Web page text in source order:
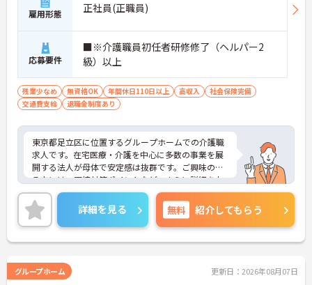
雇用形態 正社員(正職員)
応募要件
■※介護職員初任者研修修了（ヘルパー2
級）以上
残業少なめ 無資格OK 年間休日110日以上 高収入
社会保険完備
交通費支給
退職金制度あり
東京都足立区に位置するグループホームでの介護職
求人です。在宅医療・介護を中心に多数の事業を展
開する法人が母体で安定感は抜群です。ご興味のあ
る方には、面接対策ポイントなど、さらに詳細をお
話しいたしますのでお気軽にご相談ください。
詳細を見る 無料 紹介してもらう
グループホーム 更新日：2026年08月07日